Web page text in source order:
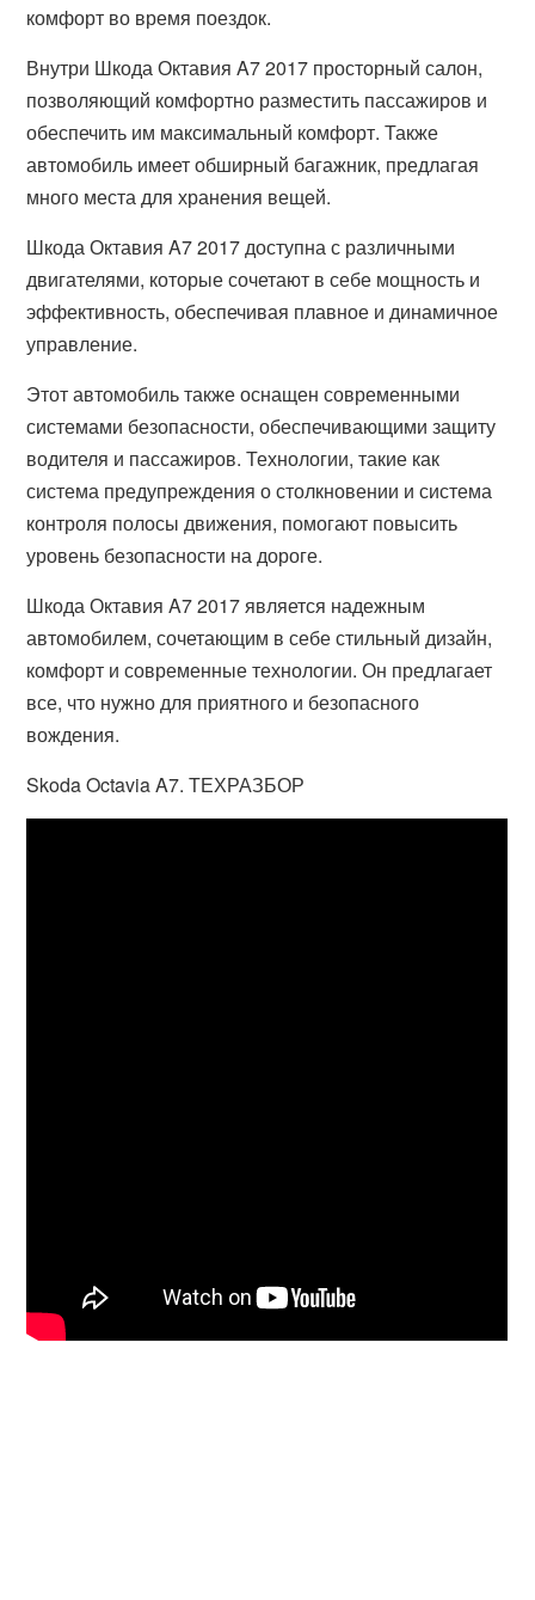
комфорт во время поездок.
Внутри Шкода Октавия A7 2017 просторный салон,
позволяющий комфортно разместить пассажиров и
обеспечить им максимальный комфорт. Также
автомобиль имеет обширный багажник, предлагая
много места для хранения вещей.
Шкода Октавия A7 2017 доступна с различными
двигателями, которые сочетают в себе мощность и
эффективность, обеспечивая плавное и динамичное
управление.
Этот автомобиль также оснащен современными
системами безопасности, обеспечивающими защиту
водителя и пассажиров. Технологии, такие как
система предупреждения о столкновении и система
контроля полосы движения, помогают повысить
уровень безопасности на дороге.
Шкода Октавия A7 2017 является надежным
автомобилем, сочетающим в себе стильный дизайн,
комфорт и современные технологии. Он предлагает
все, что нужно для приятного и безопасного
вождения.
Skoda Octavia A7. ТЕХРАЗБОР